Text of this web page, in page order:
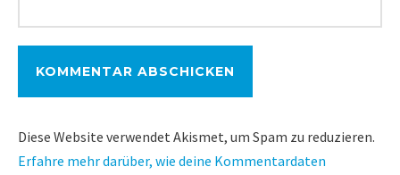
Diese Website verwendet Akismet, um Spam zu reduzieren.
Erfahre mehr darüber, wie deine Kommentardaten